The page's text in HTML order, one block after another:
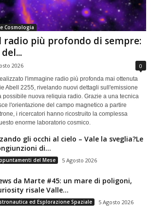
Cosmologia
radio più profondo di sempre:
2026 0
l'immagine radio più profonda mai ottenuta
Abell 2255, rivelando nuovi dettagli sull'emissione
possibile nuova reliquia radio. Grazie a una tecnica
l'orientazione del campo magnetico a partire
i ricercatori hanno ricostruito la complessa
enorme laboratorio cosmico.
gli occhi al cielo – Vale la sveglia?Le
di...
del Mese 5 Agosto 2026
da Marte #45: un mare di poligoni,
risale Valle...
ed Esplorazione Spaziale 5 Agosto 2026